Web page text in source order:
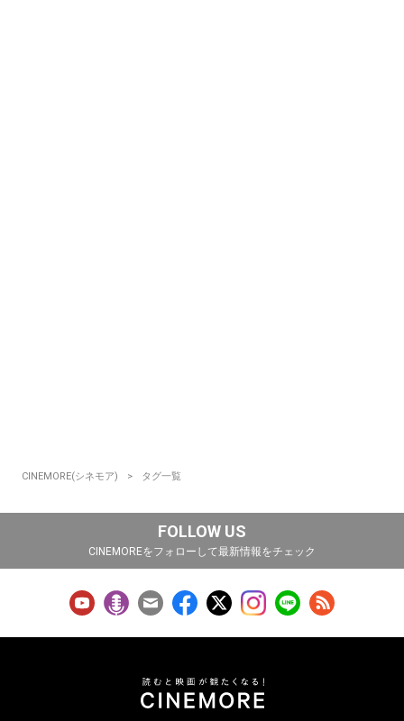
CINEMORE(シネモア) タグ一覧
FOLLOW US
CINEMOREをフォローして最新情報をチェック